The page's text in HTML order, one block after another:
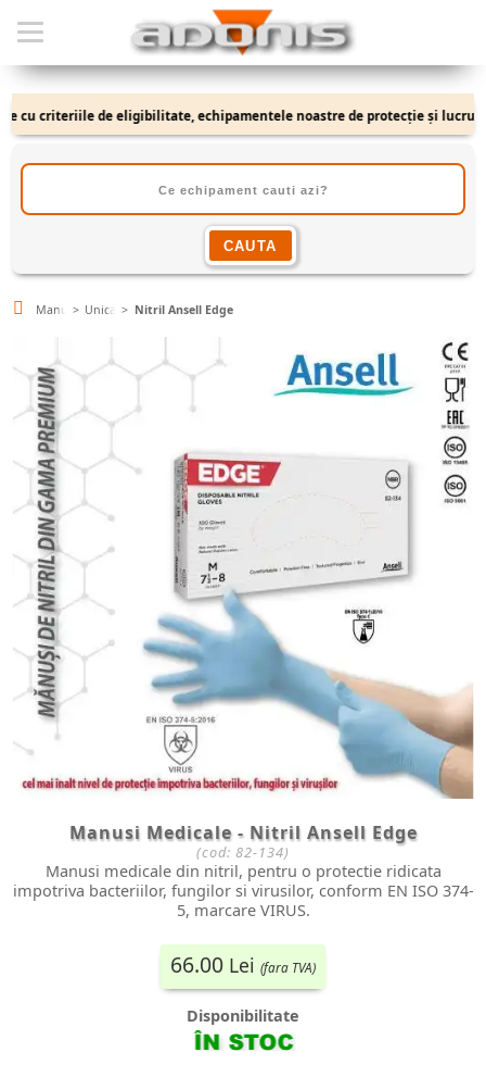
criteriile de eligibilitate, echipamentele noastre de protecție și lucru se
Manusi Unica folosintaNitril Ansell Edge
Manusi Medicale - Nitril Ansell Edge
(cod: 82-134)
Manusi medicale din nitril, pentru o protectie ridicata
impotriva bacteriilor, fungilor si virusilor, conform EN ISO 374-
5, marcare VIRUS.
66.00 Lei (fara TVA)
Disponibilitate